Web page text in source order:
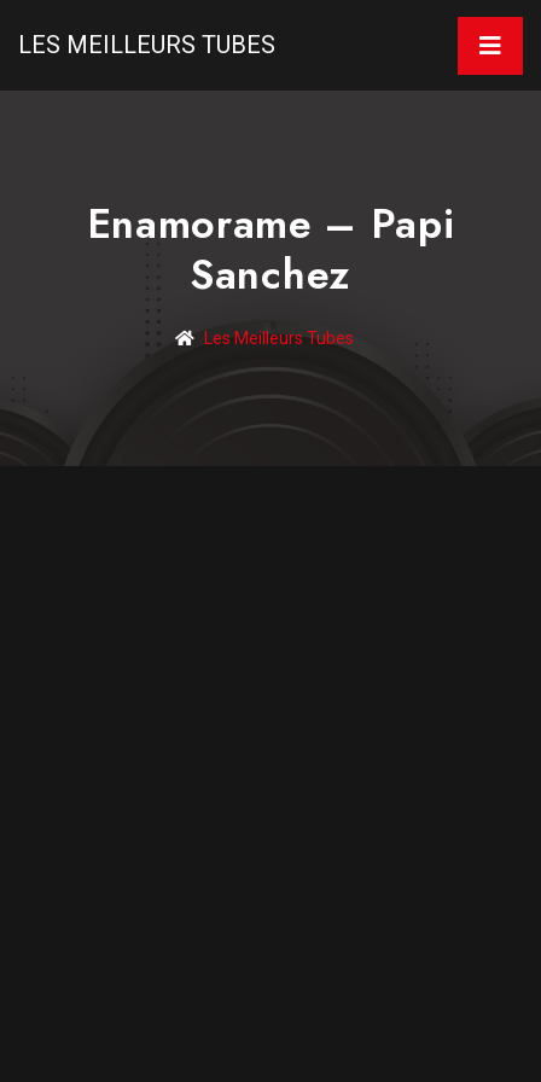
LES MEILLEURS TUBES
Enamorame – Papi
Sanchez
Les Meilleurs Tubes